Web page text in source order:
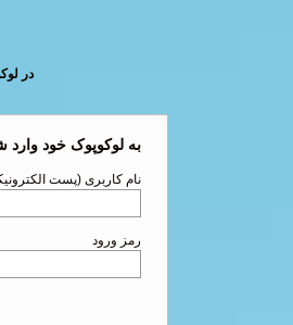
در
به لوکوپوک خود وارد
نام کاربری (پست
رمز ورود